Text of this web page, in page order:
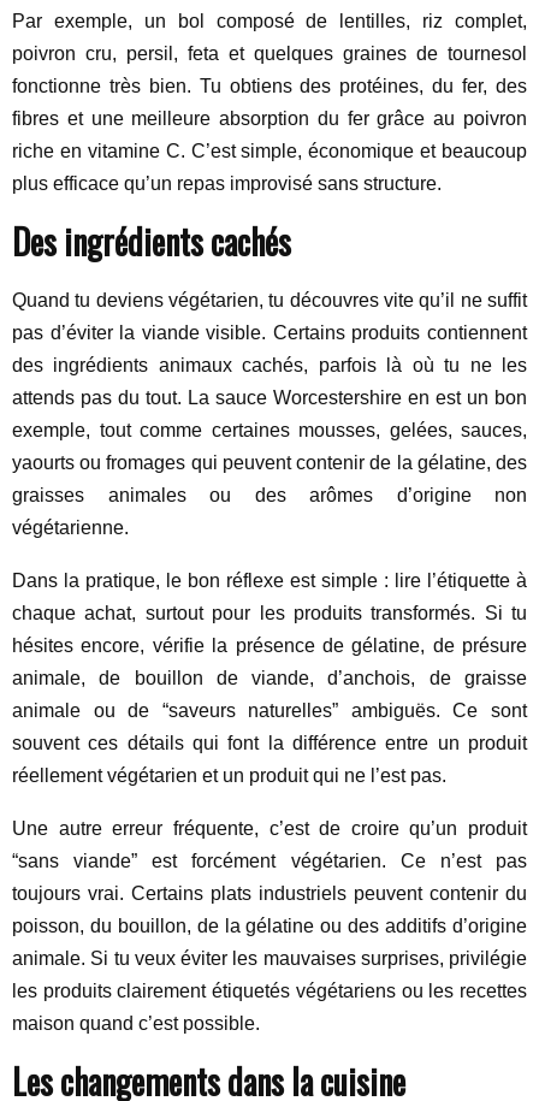
Par exemple, un bol composé de lentilles, riz complet,
poivron cru, persil, feta et quelques graines de tournesol
fonctionne très bien. Tu obtiens des protéines, du fer, des
fibres et une meilleure absorption du fer grâce au poivron
riche en vitamine C. C’est simple, économique et beaucoup
plus efficace qu’un repas improvisé sans structure.
Des ingrédients cachés
Quand tu deviens végétarien, tu découvres vite qu’il ne suffit
pas d’éviter la viande visible. Certains produits contiennent
des ingrédients animaux cachés, parfois là où tu ne les
attends pas du tout. La sauce Worcestershire en est un bon
exemple, tout comme certaines mousses, gelées, sauces,
yaourts ou fromages qui peuvent contenir de la gélatine, des
graisses animales ou des arômes d’origine non
végétarienne.
Dans la pratique, le bon réflexe est simple : lire l’étiquette à
chaque achat, surtout pour les produits transformés. Si tu
hésites encore, vérifie la présence de gélatine, de présure
animale, de bouillon de viande, d’anchois, de graisse
animale ou de “saveurs naturelles” ambiguës. Ce sont
souvent ces détails qui font la différence entre un produit
réellement végétarien et un produit qui ne l’est pas.
Une autre erreur fréquente, c’est de croire qu’un produit
“sans viande” est forcément végétarien. Ce n’est pas
toujours vrai. Certains plats industriels peuvent contenir du
poisson, du bouillon, de la gélatine ou des additifs d’origine
animale. Si tu veux éviter les mauvaises surprises, privilégie
les produits clairement étiquetés végétariens ou les recettes
maison quand c’est possible.
Les changements dans la cuisine